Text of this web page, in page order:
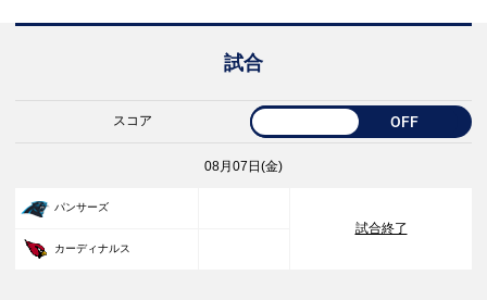
試合
スコア OFF
08月07日(金)
パンサーズ
試合終了
カーディナルス